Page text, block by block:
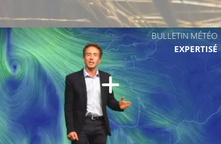
BULLETIN MÉTÉO
EXPERTISÉ